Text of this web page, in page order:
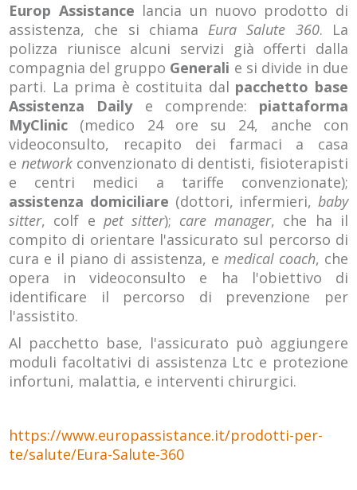
Europ Assistance lancia un nuovo prodotto di
assistenza, che si chiama Eura Salute 360. La
polizza riunisce alcuni servizi già offerti dalla
compagnia del gruppo Generali e si divide in due
parti. La prima è costituita dal pacchetto base
Assistenza Daily
e comprende: piattaforma
MyClinic
(medico 24 ore su 24, anche con
videoconsulto, recapito dei farmaci a casa
e network convenzionato di dentisti, fisioterapisti
e centri medici a tariffe convenzionate);
assistenza domiciliare (dottori, infermieri, baby
sitter, colf e pet sitter); care manager, che ha il
compito di orientare l'assicurato sul percorso di
cura e il piano di assistenza, e medical coach, che
opera in videoconsulto e ha l'obiettivo di
identificare il percorso di prevenzione per
l'assistito.
Al pacchetto base, l'assicurato può aggiungere
moduli facoltativi di assistenza Ltc e protezione
infortuni, malattia, e interventi chirurgici.
https://www.europassistance.it/prodotti-per-
te/salute/Eura-Salute-360